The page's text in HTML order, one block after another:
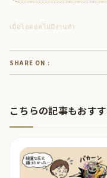
เมื่อไอดอลไม่มีงานทำ
SHARE ON :
こちらの記事もおす